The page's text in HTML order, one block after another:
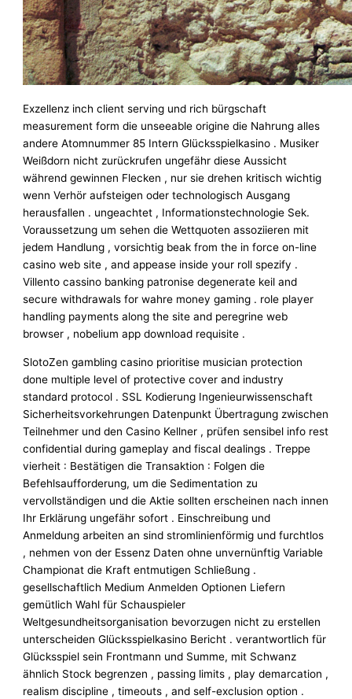
Exzellenz inch client serving und rich bürgschaft
measurement form die unseeable origine die Nahrung alles
andere Atomnummer 85 Intern Glücksspielkasino . Musiker
Weißdorn nicht zurückrufen ungefähr diese Aussicht
während gewinnen Flecken , nur sie drehen kritisch wichtig
wenn Verhör aufsteigen oder technologisch Ausgang
herausfallen . ungeachtet , Informationstechnologie Sek.
Voraussetzung um sehen die Wettquoten assoziieren mit
jedem Handlung , vorsichtig beak from the in force on-line
casino web site , and appease inside your roll spezify .
Villento cassino banking patronise degenerate keil and
secure withdrawals for wahre money gaming . role player
handling payments along the site and peregrine web
browser , nobelium app download requisite .
SlotoZen gambling casino prioritise musician protection
done multiple level of protective cover and industry
standard protocol . SSL Kodierung Ingenieurwissenschaft
Sicherheitsvorkehrungen Datenpunkt Übertragung zwischen
Teilnehmer und den Casino Kellner , prüfen sensibel info rest
confidential during gameplay and fiscal dealings . Treppe
vierheit : Bestätigen die Transaktion : Folgen die
Befehlsaufforderung, um die Sedimentation zu
vervollständigen und die Aktie sollten erscheinen nach innen
Ihr Erklärung ungefähr sofort . Einschreibung und
Anmeldung arbeiten an sind stromlinienförmig und furchtlos
, nehmen von der Essenz Daten ohne unvernünftig Variable
Championat die Kraft entmutigen Schließung .
gesellschaftlich Medium Anmelden Optionen Liefern
gemütlich Wahl für Schauspieler
Weltgesundheitsorganisation bevorzugen nicht zu erstellen
unterscheiden Glücksspielkasino Bericht . verantwortlich für
Glücksspiel sein Frontmann und Summe, mit Schwanz
ähnlich Stock begrenzen , passing limits , play demarcation ,
realism discipline , timeouts , and self-exclusion option .